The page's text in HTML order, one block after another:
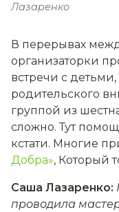
Лазаренко
В перерывах
организаторки
встречи с
родительского
группой из
сложно. Тут
кстати. Многие
Добра», Который
Саша Лазаренко:
проводила